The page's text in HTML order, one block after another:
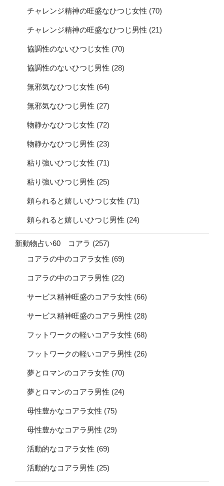
チャレンジ精神の旺盛なひつじ女性 (70)
チャレンジ精神の旺盛なひつじ男性 (21)
協調性のないひつじ女性 (70)
協調性のないひつじ男性 (28)
無邪気なひつじ女性 (64)
無邪気なひつじ男性 (27)
物静かなひつじ女性 (72)
物静かなひつじ男性 (23)
粘り強いひつじ女性 (71)
粘り強いひつじ男性 (25)
頼られると嬉しいひつじ女性 (71)
頼られると嬉しいひつじ男性 (24)
新動物占い60 コアラ (257)
コアラの中のコアラ女性 (69)
コアラの中のコアラ男性 (22)
サービス精神旺盛のコアラ女性 (66)
サービス精神旺盛のコアラ男性 (28)
フットワークの軽いコアラ女性 (68)
フットワークの軽いコアラ男性 (26)
夢とロマンのコアラ女性 (70)
夢とロマンのコアラ男性 (24)
母性豊かなコアラ女性 (75)
母性豊かなコアラ男性 (29)
活動的なコアラ女性 (69)
活動的なコアラ男性 (25)